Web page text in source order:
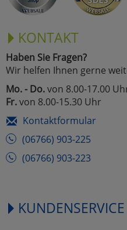
KONTAKT
Haben Sie Fragen?
Wir helfen Ihnen gerne
Mo. - Do.von 8.00-17.00
Fr.von 8.00-15.30 Uhr
Kontaktformular
(06766) 903-225
(06766) 903-223
KUNDENSERVICE